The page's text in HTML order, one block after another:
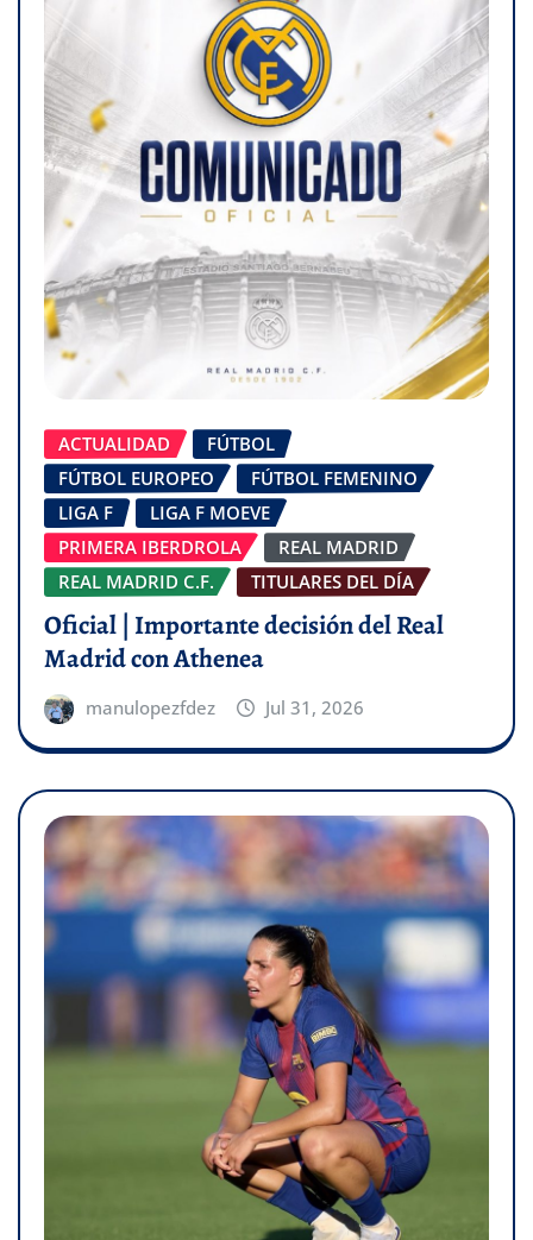
ACTUALIDAD
FÚTBOL
FÚTBOL EUROPEO
FÚTBOL FEMENINO
LIGA F
LIGA F MOEVE
PRIMERA IBERDROLA
REAL MADRID
REAL MADRID C.F.
TITULARES DEL DÍA
Oficial | Importante decisión del Real
Madrid con Athenea
manulopezfdez Jul 31, 2026